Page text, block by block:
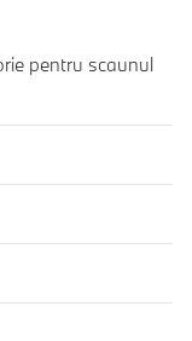
pentru scaunul